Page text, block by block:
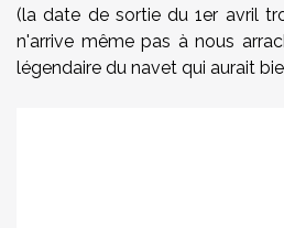
(la date de sortie du 1er avril
n'arrive même pas à nous
légendaire du navet qui aurait